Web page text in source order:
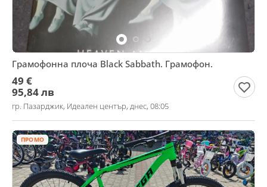
Грамофонна плоча Black Sabbath. Грамофон.
49 €
95,84 лв
гр. Пазарджик, Идеален център, днес, 08:05
ПРОМО